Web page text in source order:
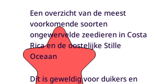
Een overzicht van de meest
voorkomende soorten
ongewervelde zeedieren in Costa
Rica en de oostelijke Stille
Oceaan
Dit is geweldig voor duikers en